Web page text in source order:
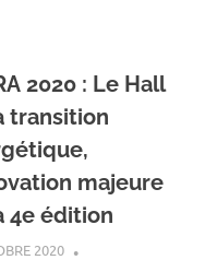
2020 : Le Hall
transition
majeure
4e édition
2020